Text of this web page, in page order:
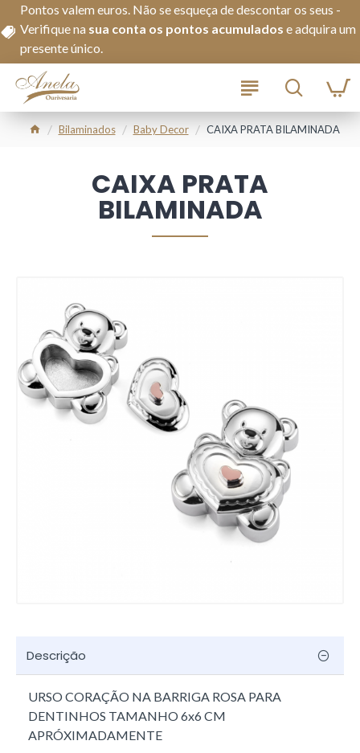
Pontos valem euros. Não se esqueça de descontar os seus -
Verifique na sua conta os pontos acumulados e adquira um
presente único.
Bilaminados Baby Decor CAIXA PRATA BILAMINADA
CAIXA PRATA
BILAMINADA
Descrição
URSO CORAÇÃO NA BARRIGA ROSA PARA
DENTINHOS TAMANHO 6x6 CM
APRÓXIMADAMENTE